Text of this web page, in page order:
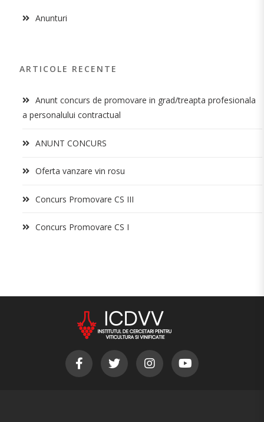
Anunturi
ARTICOLE RECENTE
Anunt concurs de promovare in grad/treapta profesionala
a personalului contractual
ANUNT CONCURS
Oferta vanzare vin rosu
Concurs Promovare CS III
Concurs Promovare CS I